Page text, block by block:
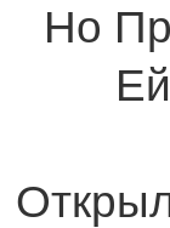
Но